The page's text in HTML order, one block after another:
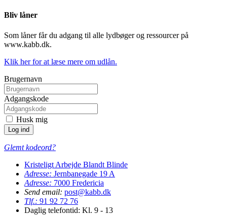
Bliv låner
Som låner får du adgang til alle lydbøger og ressourcer på
www.kabb.dk.
Klik her for at læse mere om udlån.
Brugernavn
Adgangskode
Husk mig
Glemt kodeord?
Kristeligt Arbejde Blandt Blinde
Adresse: Jernbanegade 19 A
Adresse: 7000 Fredericia
Send email: post@kabb.dk
Tlf.: 91 92 72 76
Daglig telefontid: Kl. 9 - 13